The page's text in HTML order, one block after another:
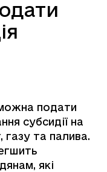
подати
субсидії на
газу та палива.
які